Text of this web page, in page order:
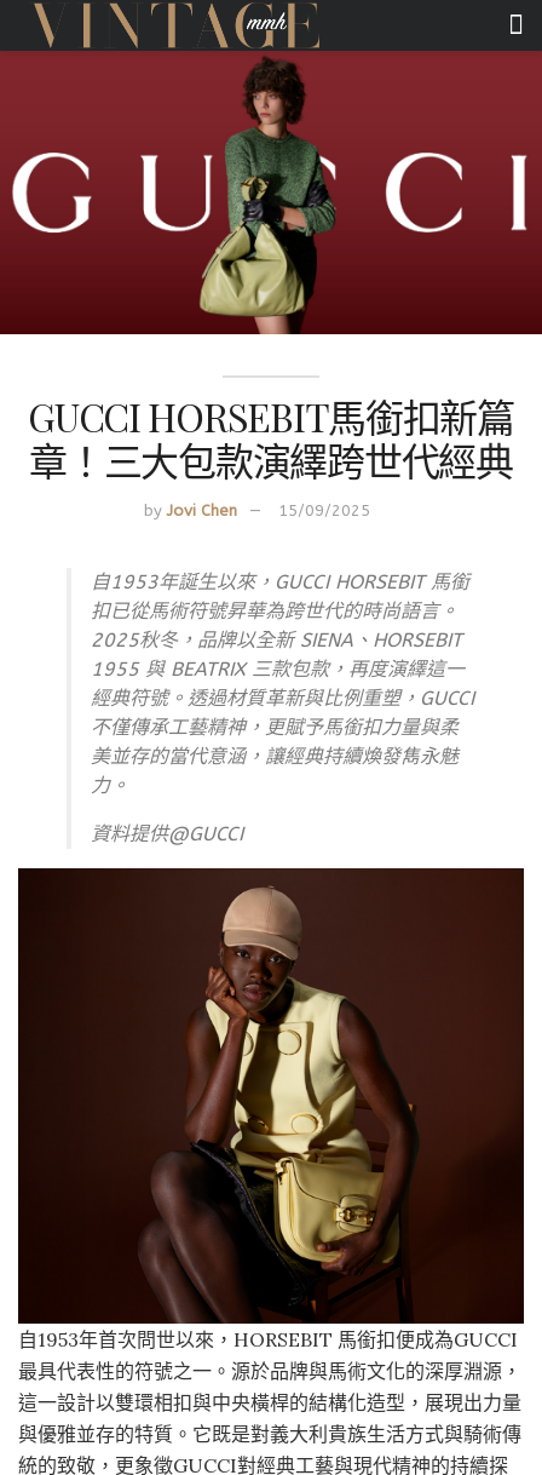
GUCCI HORSEBIT馬銜扣新篇
章！三大包款演繹跨世代經典
by Jovi Chen 15/09/2025
自1953年誕生以來，GUCCI HORSEBIT 馬銜
扣已從馬術符號昇華為跨世代的時尚語言。
2025秋冬，品牌以全新 SIENA、HORSEBIT
1955 與 BEATRIX 三款包款，再度演繹這一
經典符號。透過材質革新與比例重塑，GUCCI
不僅傳承工藝精神，更賦予馬銜扣力量與柔
美並存的當代意涵，讓經典持續煥發雋永魅
力。
資料提供@GUCCI
自1953年首次問世以來，HORSEBIT 馬銜扣便成為GUCCI
最具代表性的符號之一。源於品牌與馬術文化的深厚淵源，
這一設計以雙環相扣與中央橫桿的結構化造型，展現出力量
與優雅並存的特質。它既是對義大利貴族生活方式與騎術傳
統的致敬，更象徵GUCCI對經典工藝與現代精神的持續探